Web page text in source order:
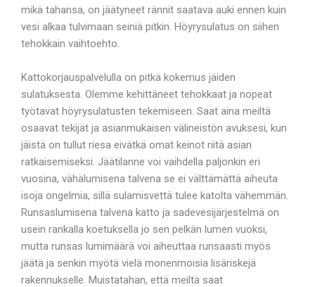
mikä tahansa, on jäätyneet rännit saatava auki ennen kuin
vesi alkaa tulvimaan seiniä pitkin. Höyrysulatus on siihen
tehokkain vaihtoehto.
Kattokorjauspalvelulla on pitkä kokemus jäiden
sulatuksesta. Olemme kehittäneet tehokkaat ja nopeat
työtavat höyrysulatusten tekemiseen. Saat aina meiltä
osaavat tekijät ja asianmukaisen välineistön avuksesi, kun
jäistä on tullut riesa eivätkä omat keinot riitä asian
ratkaisemiseksi. Jäätilanne voi vaihdella paljonkin eri
vuosina, vähälumisena talvena se ei välttämättä aiheuta
isoja ongelmia, sillä sulamisvettä tulee katolta vähemmän.
Runsaslumisena talvena katto ja sadevesijärjestelmä on
usein rankalla koetuksella jo sen pelkän lumen vuoksi,
mutta runsas lumimäärä voi aiheuttaa runsaasti myös
jäätä ja senkin myötä vielä monenmoisia lisäriskejä
rakennukselle. Muistatahan, että meiltä saat